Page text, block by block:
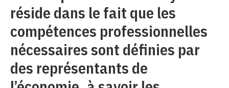
réside dans le fait que les
compétences professionnelles
nécessaires sont définies par
des représentants de